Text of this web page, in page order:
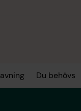
Du behövs